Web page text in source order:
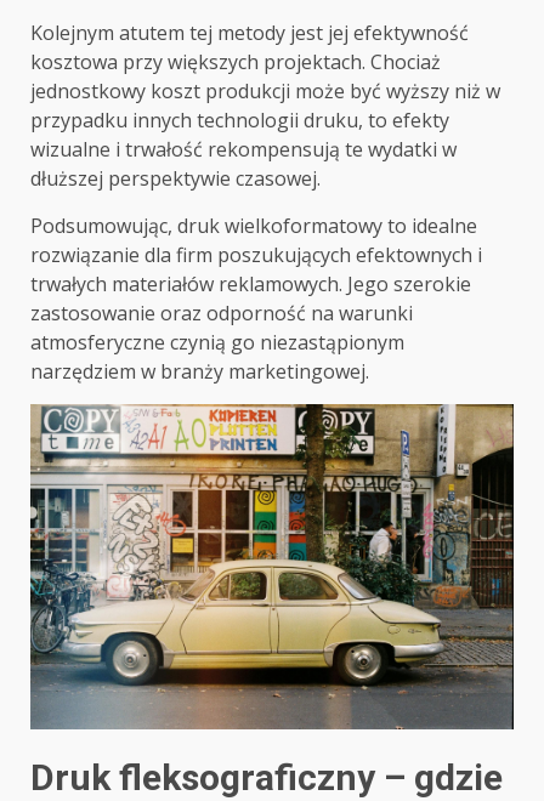
Kolejnym atutem tej metody jest jej efektywność
kosztowa przy większych projektach. Chociaż
jednostkowy koszt produkcji może być wyższy niż w
przypadku innych technologii druku, to efekty
wizualne i trwałość rekompensują te wydatki w
dłuższej perspektywie czasowej.
Podsumowując, druk wielkoformatowy to idealne
rozwiązanie dla firm poszukujących efektownych i
trwałych materiałów reklamowych. Jego szerokie
zastosowanie oraz odporność na warunki
atmosferyczne czynią go niezastąpionym
narzędziem w branży marketingowej.
Druk fleksograficzny – gdzie